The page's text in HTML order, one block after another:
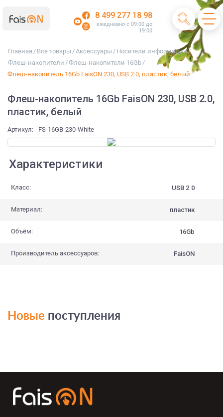
8 499 277 18 98
ежедневно с 09:00 до
19:00
Главная / Все товары / Аксессуары / Носители информации/
Флеш-накопители /Флеш-накопители 16Gb /
Флеш-накопитель 16Gb FaisON 230, USB 2.0, пластик, белый
Флеш-накопитель 16Gb FaisON 230, USB 2.0,
пластик, белый
Артикул: FS-16GB-230-White
Характеристики
Класс: USB 2.0
Материал: пластик
Объём: 16Gb
Производитель аксессуаров: FaisON
Новые поступления